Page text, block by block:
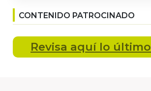
CONTENIDO PATROCINADO
Revisa aquí lo último